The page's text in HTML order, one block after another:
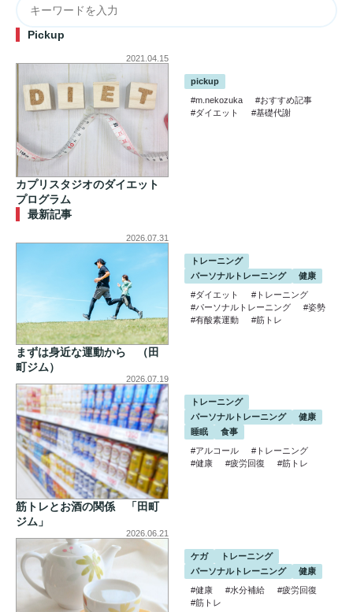
Pickup
2021.04.15
カプリスタジオのダイエット
プログラム
pickup
#m.nekozuka
#おすすめ記事
#ダイエット
#基礎代謝
最新記事
2026.07.31
まずは身近な運動から （田
町ジム）
トレーニング
パーソナルトレーニング
健康
#ダイエット
#トレーニング
#パーソナルトレーニング
#姿勢
#有酸素運動
#筋トレ
2026.07.19
筋トレとお酒の関係 「田町
ジム」
トレーニング
パーソナルトレーニング
健康
睡眠
食事
#アルコール
#トレーニング
#健康
#疲労回復 #筋トレ
2026.06.21
ケガ
トレーニング
パーソナルトレーニング
健康
#健康
#水分補給
#疲労回復
#筋トレ